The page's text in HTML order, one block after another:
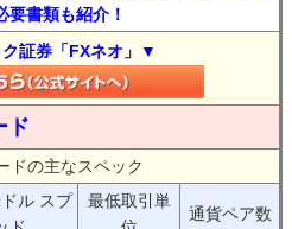
要書類も紹介！
証券「FXネオ」▼
ド
ドの主なスペック
ル スプ
最低取引単
通貨ペア数